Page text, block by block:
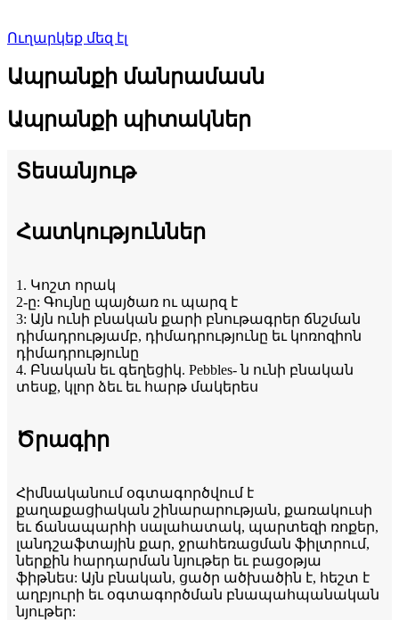
Ուղարկեք մեզ էլ
Ապրանքի մանրամասն
Ապրանքի պիտակներ
Տեսանյութ
Հատկություններ
1. Կոշտ որակ
2-ը: Գույնը պայծառ ու պարզ է
3: Այն ունի բնական քարի բնութագրեր ճնշման
դիմադրությամբ, դիմադրությունը եւ կոռոզիոն
դիմադրությունը
4. Բնական եւ գեղեցիկ. Pebbles- ն ունի բնական
տեսք, կլոր ձեւ եւ հարթ մակերես
Ծրագիր
Հիմնականում օգտագործվում է
քաղաքացիական շինարարության, քառակուսի
եւ ճանապարհի սալահատակ, պարտեզի ռոքեր,
լանդշաֆտային քար, ջրահեռացման ֆիլտրում,
ներքին հարդարման նյութեր եւ բացօթյա
ֆիթնես: Այն բնական, ցածր ածխածին է, հեշտ է
աղբյուրի եւ օգտագործման բնապահպանական
նյութեր: